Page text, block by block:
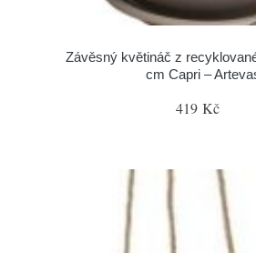
Závěsný květináč z
cm Capri –
419 Kč